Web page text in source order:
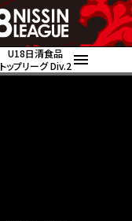
U18日清食品
トップリーグ Div.2